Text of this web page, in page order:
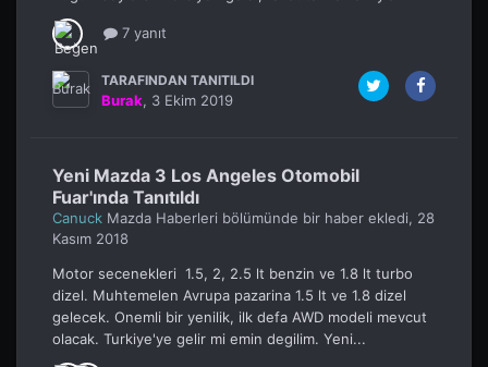
7 yanıt
TARAFINDAN TANITILDI
Burak, 3 Ekim 2019
Yeni Mazda 3 Los Angeles Otomobil
Fuar'ında Tanıtıldı
Canuck Mazda Haberleri bölümünde bir haber ekledi, 28
Kasım 2018
Motor secenekleri 1.5, 2, 2.5 lt benzin ve 1.8 lt turbo
dizel. Muhtemelen Avrupa pazarina 1.5 lt ve 1.8 dizel
gelecek. Onemli bir yenilik, ilk defa AWD modeli mevcut
olacak. Turkiye'ye gelir mi emin degilim. Yeni...